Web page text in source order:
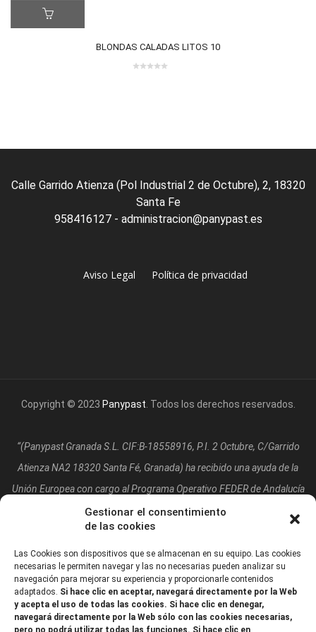
Gestionar el consentimiento
de las cookies
Las Cookies son dispositivos que se almacenan en su equipo. Las cookies
necesarias le permiten navegar y las no necesarias pueden analizar su
navegación para mejorar su experiencia y proporcionarle contenidos
adaptados. Si hace clic en aceptar, navegará directamente por la Web
y acepta el uso de todas las cookies. Si hace clic en denegar,
navegará directamente por la Web sólo con las cookies necesarias,
pero no podrá utilizar todas las funciones. Si hace clic en
BLONDAS CALADAS LITOS 10
Calle Garrido Atienza (Pol Industrial 2 de Octubre), 2, 18320
Santa Fe
958416127 - administracion@panypast.es
Aviso Legal Política de privacidad
Copyright © 2023 Panypast . Todos los derechos reservados.
“(Panypast Granada S.L. CIF:B-18558916, P.I. 2 Octubre, C/Garrido
Atienza NA2 18320 Santa Fé, Granada) ha recibido una ayuda de la
Unión Europea con cargo al Programa Operativo FEDER de Andalucía
2014-2020, financiada como parte de la respuesta de la Unión a la
pandemia de COVID-19 (REACT-UE), para compensar el sobrecoste
energético de gas natural y/o electricidad a pymes y autónomos
especialmente afectados por el incremento de los precios del gas
natural y la electricidad provocados por el impacto de la guerra de
agresión de Rusia contra Ucrania.”